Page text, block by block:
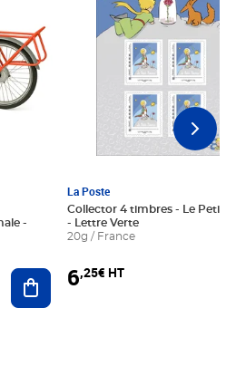
Ajouter au panier
La Poste
Collector 4 timbres - Le Petit
- Lettre Verte
20g / France
6,25€ HT